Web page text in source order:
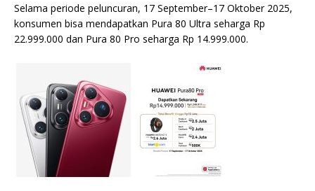
Selama periode peluncuran, 17 September–17 Oktober 2025,
konsumen bisa mendapatkan Pura 80 Ultra seharga Rp
22.999.000 dan Pura 80 Pro seharga Rp 14.999.000.